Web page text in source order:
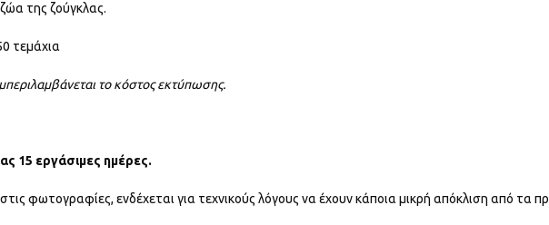
της ζούγκλας.
τεμάχια
το κόστος εκτύπωσης.
15 εργάσιμες ημέρες.
φωτογραφίες, ενδέχεται για τεχνικούς λόγους να έχουν κάποια μικρή απόκλιση από τα